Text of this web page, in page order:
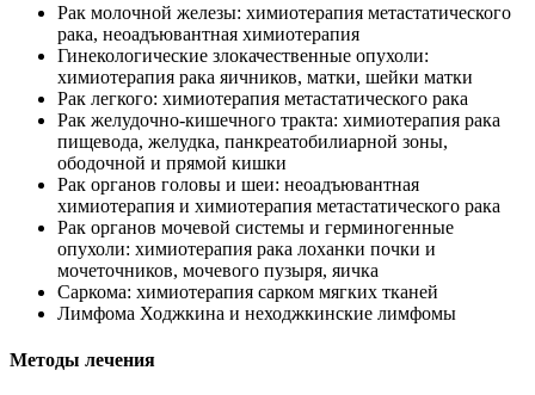
Рак молочной железы: химиотерапия метастатического
рака, неоадъювантная химиотерапия
Гинекологические злокачественные опухоли:
химиотерапия рака яичников, матки, шейки матки
Рак легкого: химиотерапия метастатического рака
Рак желудочно-кишечного тракта: химиотерапия рака
пищевода, желудка, панкреатобилиарной зоны,
ободочной и прямой кишки
Рак органов головы и шеи: неоадъювантная
химиотерапия и химиотерапия метастатического рака
Рак органов мочевой системы и герминогенные
опухоли: химиотерапия рака лоханки почки и
мочеточников, мочевого пузыря, яичка
Саркома: химиотерапия сарком мягких тканей
Лимфома Ходжкина и неходжкинские лимфомы
Методы лечения